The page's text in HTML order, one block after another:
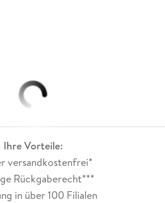
Ihre Vorteile:
versandkostenfrei*
Rückgaberecht***
in über 100 Filialen